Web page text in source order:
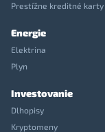
Prestížne kreditné karty
Energie
Elektrina
Plyn
Investovanie
Dlhopisy
Kryptomeny